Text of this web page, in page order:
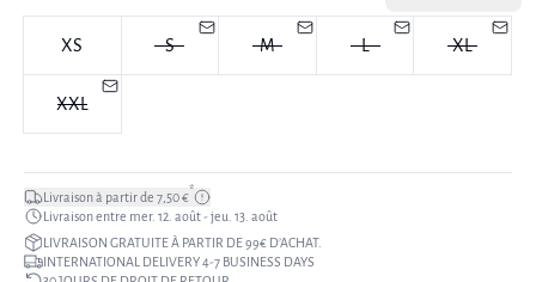
XS S M L XL
XXL
Livraison à partir de 7,50 €*
Livraison entre mer. 12. août - jeu. 13. août
LIVRAISON GRATUITE À PARTIR DE 99€ D’ACHAT.
INTERNATIONAL DELIVERY 4-7 BUSINESS DAYS